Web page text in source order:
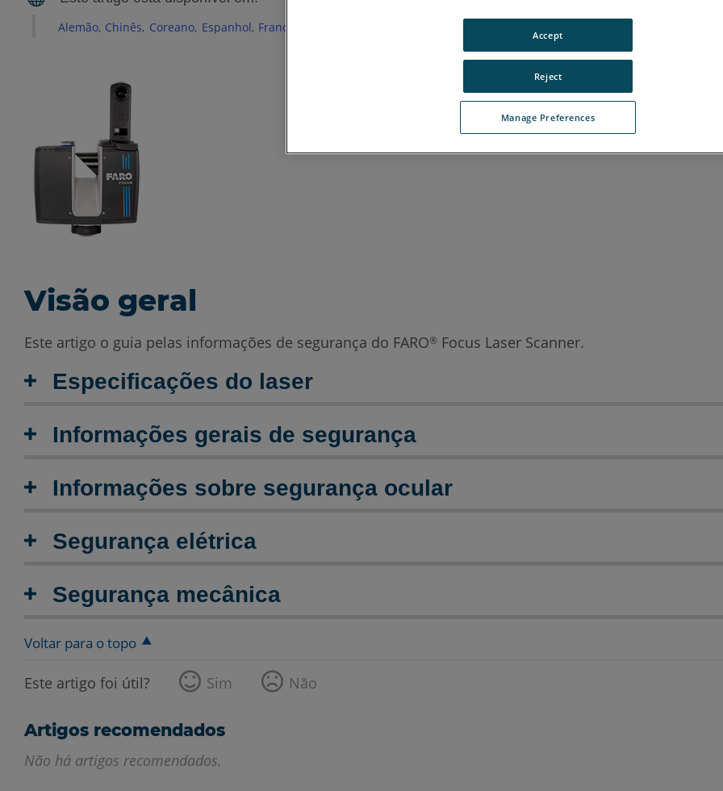
Alemão Chinês Coreano Espanhol Francês
Visão geral
Este artigo o guia pelas informações de segurança do FARO® Focus Laser Scanner.
Especificações do laser
Informações gerais de segurança
Informações sobre segurança ocular
Segurança elétrica
Segurança mecânica
Voltar para o topo
Este artigo foi útil? Sim Não
Artigos recomendados
Não há artigos recomendados.
Manage Preferences
Reject
Accept